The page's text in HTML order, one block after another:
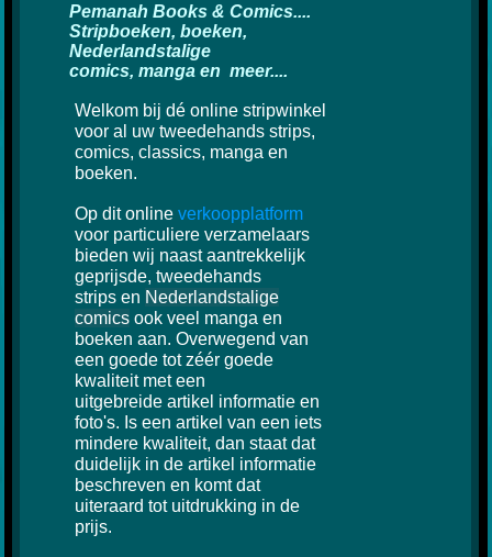
Pemanah Books & Comics....
Stripboeken, boeken,
Nederlandstalige
comics, manga en meer....
Welkom bij dé online stripwinkel
voor al uw tweedehands strips,
comics, classics, manga en
boeken.
Op dit onlineverkoopplatform
voor particuliere verzamelaars
bieden wij naast aantrekkelijk
geprijsde, tweedehands
strips en Nederlandstalige
comics ook veel manga en
boeken aan. Overwegend van
een goede tot zéér goede
kwaliteit met een
uitgebreide artikel informatie en
foto's. Is een artikel van een iets
mindere kwaliteit, dan staat dat
duidelijk in de artikel informatie
beschreven en komt dat
uiteraard tot uitdrukking in de
prijs.